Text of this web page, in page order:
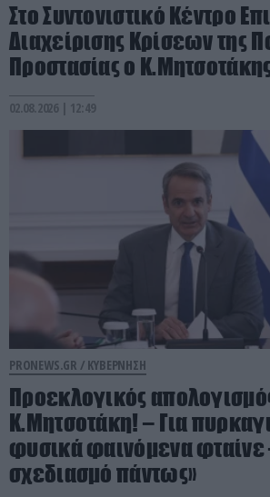
Στο Συντονιστικό Κέντρο
Διαχείρισης Κρίσεων της
Προστασίας ο
02.08.2026 | 12:49
PRONEWS.GR / ΚΥΒΕΡΝΗΣΗ
Προεκλογικός
Κ.Μητσοτάκη! – Για
φυσικά φαινόμενα φταίνε
σχεδιασμό πάντως»